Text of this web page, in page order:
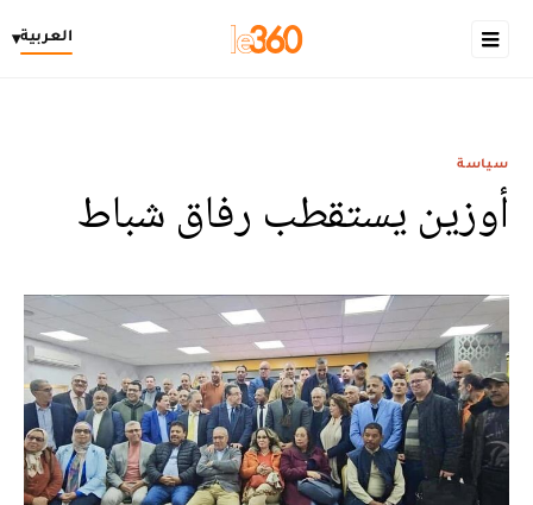
العربية▾
سياسة
أوزين يستقطب رفاق شباط